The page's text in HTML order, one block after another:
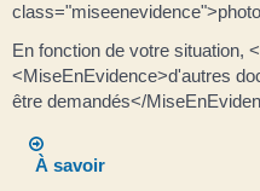
En fonction de votre situation,
<MiseEnEvidence>d'autres
être demandés</
À savoir